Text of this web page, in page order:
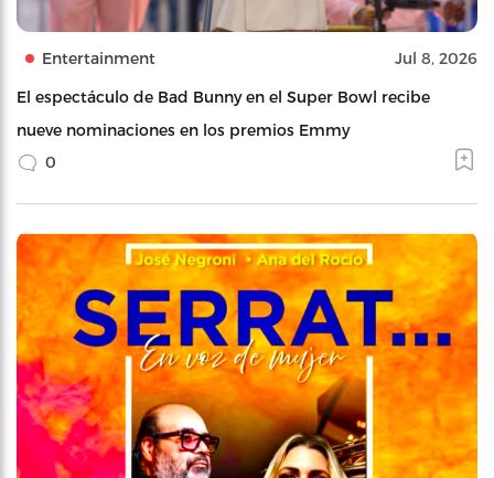
Entertainment Jul 8, 2026
El espectáculo de Bad Bunny en el Super Bowl recibe
nueve nominaciones en los premios Emmy
0